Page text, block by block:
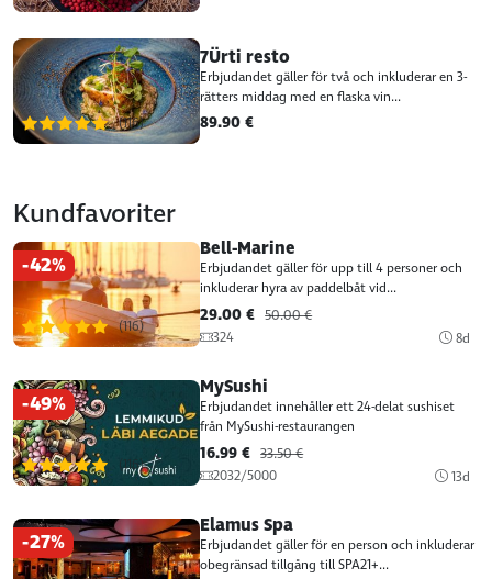
(116)
7Ürti resto
Erbjudandet gäller för två och inkluderar en 3-
rätters middag med en flaska vin...
89.90 €
Kundfavoriter
-42%
(116)
Bell-Marine
Erbjudandet gäller för upp till 4 personer och
inkluderar hyra av paddelbåt vid...
29.00 € 50.00 €
324
8d
-49%
(116)
MySushi
Erbjudandet innehåller ett 24-delat sushiset
från MySushi-restaurangen
16.99 € 33.50 €
2032/5000
13d
-27%
Elamus Spa
Erbjudandet gäller för en person och inkluderar
obegränsad tillgång till SPA21+...